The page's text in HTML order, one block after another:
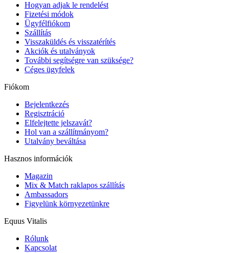
Hogyan adjak le rendelést
Fizetési módok
Ügyfélfiókom
Szállítás
Visszaküldés és visszatérítés
Akciók és utalványok
További segítségre van szüksége?
Céges ügyfelek
Fiókom
Bejelentkezés
Regisztráció
Elfelejtette jelszavát?
Hol van a szállítmányom?
Utalvány beváltása
Hasznos információk
Magazin
Mix & Match raklapos szállítás
Ambassadors
Figyelünk környezetünkre
Equus Vitalis
Rólunk
Kapcsolat